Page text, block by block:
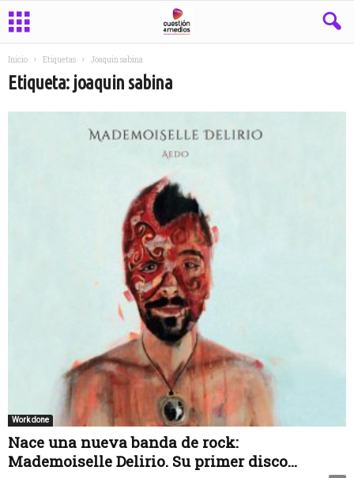
Inicio Etiquetas Joaquin sabina
Etiqueta: joaquin sabina
Work done
Nace una nueva banda de rock:
Mademoiselle Delirio. Su primer disco...